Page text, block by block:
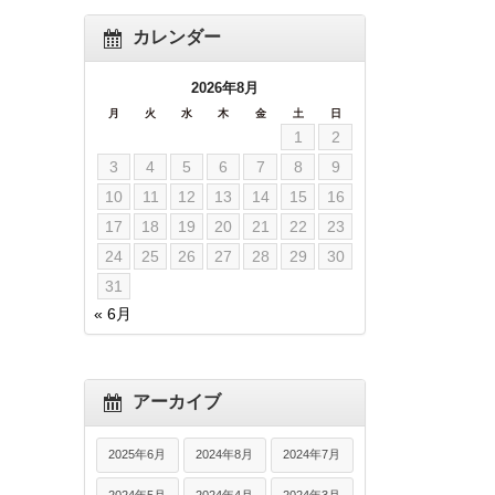
カレンダー
2026年8月
月 火 水 木 金 土 日
1
2
3
4 5 6 7 8
9
10
11 12 13 14 15
16
17
18 19 20 21 22
23
24
25 26 27 28 29
30
31
« 6月
アーカイブ
2025年6月 2024年8月 2024年7月